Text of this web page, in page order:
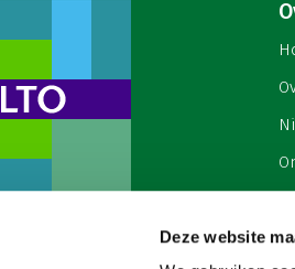
Deze website